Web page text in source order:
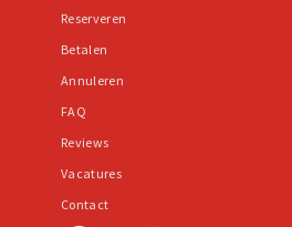
Reserveren
Betalen
Annuleren
FAQ
Reviews
Vacatures
Contact